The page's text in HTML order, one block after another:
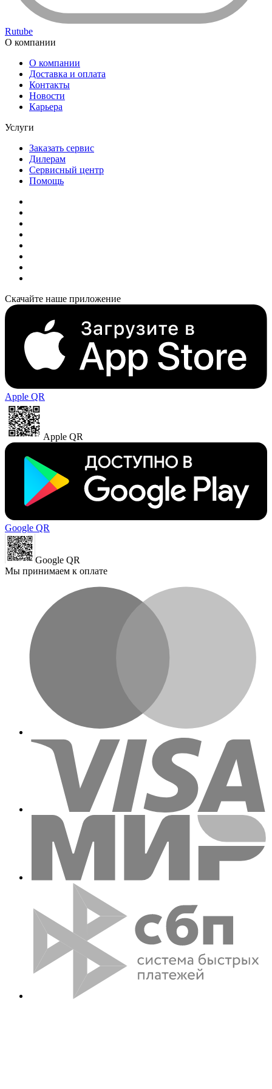
Rutube
О компании
О компании
Доставка и оплата
Контакты
Новости
Карьера
Услуги
Заказать сервис
Дилерам
Сервисный центр
Помощь
Скачайте наше приложение
Apple QR
Apple QR
Google QR
Google QR
Мы принимаем к оплате